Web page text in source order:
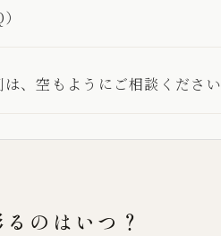
、空もようにご相談ください
のはいつ？